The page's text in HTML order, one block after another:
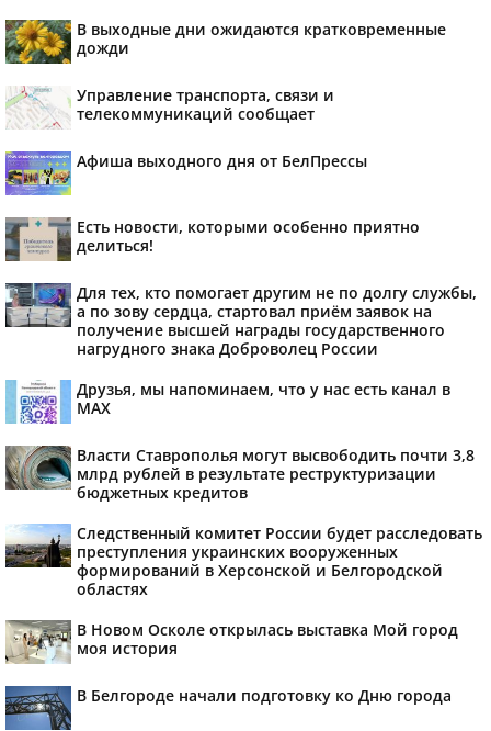
В выходные дни ожидаются кратковременные
дожди
Управление транспорта, связи и
телекоммуникаций сообщает
Афиша выходного дня от БелПрессы
Есть новости, которыми особенно приятно
делиться!
Для тех, кто помогает другим не по долгу службы,
а по зову сердца, стартовал приём заявок на
получение высшей награды государственного
нагрудного знака Доброволец России
Друзья, мы напоминаем, что у нас есть канал в
МАХ
Власти Ставрополья могут высвободить почти 3,8
млрд рублей в результате реструктуризации
бюджетных кредитов
Следственный комитет России будет расследовать
преступления украинских вооруженных
формирований в Херсонской и Белгородской
областях
В Новом Осколе открылась выставка Мой город
моя история
В Белгороде начали подготовку ко Дню города